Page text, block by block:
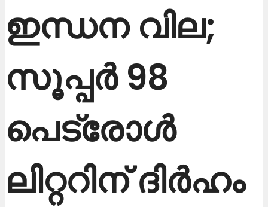
ഇന്ധന വില;
സൂപ്പർ 98
പെട്രോൾ
ലിറ്ററിന് ദിർഹം